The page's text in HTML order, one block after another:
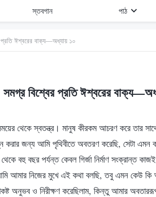
স্তবগান পাঠ
ঈশ্বরের বাক্য—অধ্যায় ১০
সমগ্র বিশ্বের প্রতি ঈশ্বরের
থেকে স্বতন্ত্র। মানুষ কীরকম আচরণ করে তার
করার জন্য আমি পৃথিবীতে অবতরণ করেছি, সেটা এমন
বহু বছর পর্যন্ত কেবল গির্জা নির্মাণ সংক্রান্ত
আমার নিজের মুখে এই কথা বলছি, তবু এমন কেউ কি
অনুভব ও নিরীক্ষণ করেছিলাম, কিন্তু আমার